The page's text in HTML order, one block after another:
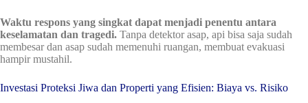
Waktu respons yang singkat dapat menjadi penentu antara
keselamatan dan tragedi. Tanpa detektor asap, api bisa saja sudah
membesar dan asap sudah memenuhi ruangan, membuat evakuasi
hampir mustahil.
Investasi Proteksi Jiwa dan Properti yang Efisien: Biaya vs. Risiko